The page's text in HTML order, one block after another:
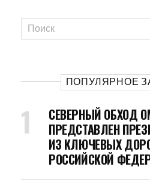
ПОПУЛЯРНОЕ
СЕВЕРНЫЙ ОБХОД
ПРЕДСТАВЛЕН
ИЗ КЛЮЧЕВЫХ
РОССИЙСКОЙ